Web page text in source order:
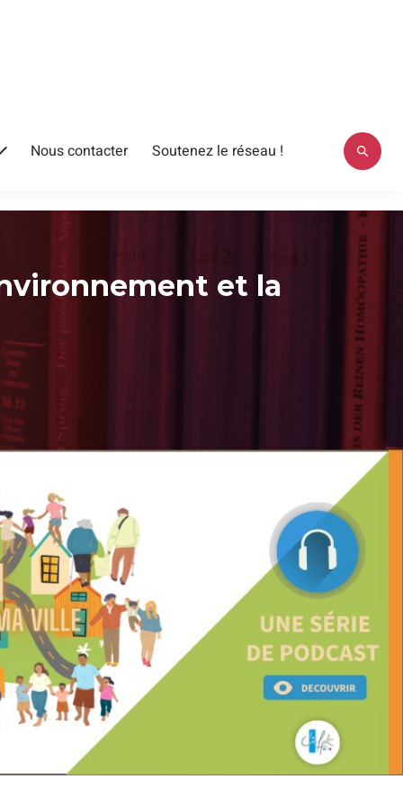
Nous contacter Soutenez le réseau !
et la